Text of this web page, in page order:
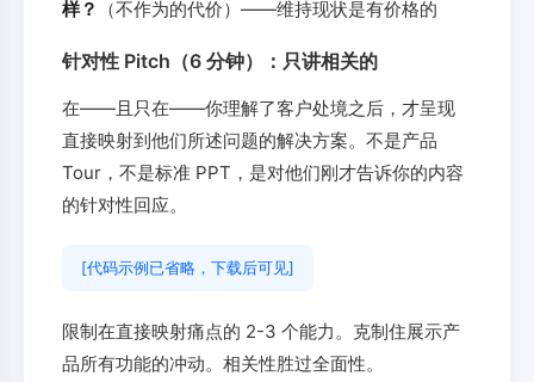
样？
（不作为的代价）——维持现状是有价格的
针对性 Pitch（6 分钟）：只讲相关的
在——且只在——你理解了客户处境之后，才呈现
直接映射到他们所述问题的解决方案。不是产品
Tour，不是标准 PPT，是对他们刚才告诉你的内容
的针对性回应。
[代码示例已省略，下载后可见]
限制在直接映射痛点的 2-3 个能力。克制住展示产
品所有功能的冲动。相关性胜过全面性。